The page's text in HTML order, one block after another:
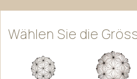
Wählen Sie die